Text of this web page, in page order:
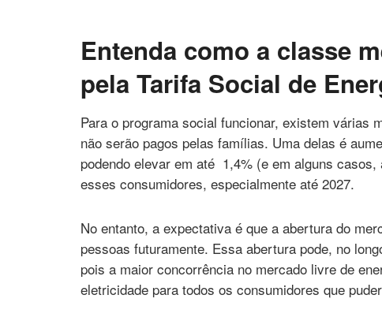
Entenda como a classe
pela Tarifa Social de
Para o programa social funcionar, existem várias
não serão pagos pelas famílias. Uma delas é
podendo elevar em até 1,4% (e em alguns
esses consumidores, especialmente até 2027.
No entanto, a expectativa é que a abertura do
pessoas futuramente. Essa abertura pode, no
pois a maior concorrência no mercado livre de
eletricidade para todos os consumidores que